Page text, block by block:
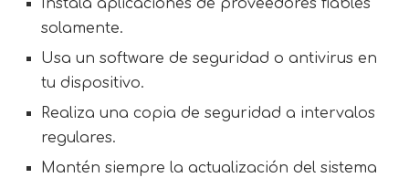
Instala aplicaciones de proveedores fiables
solamente.
Usa un software de seguridad o antivirus en
tu dispositivo.
Realiza una copia de seguridad a intervalos
regulares.
Mantén siempre la actualización del sistema